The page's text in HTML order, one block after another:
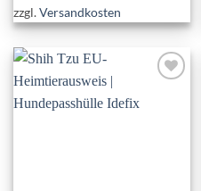
zzgl.Versandkosten